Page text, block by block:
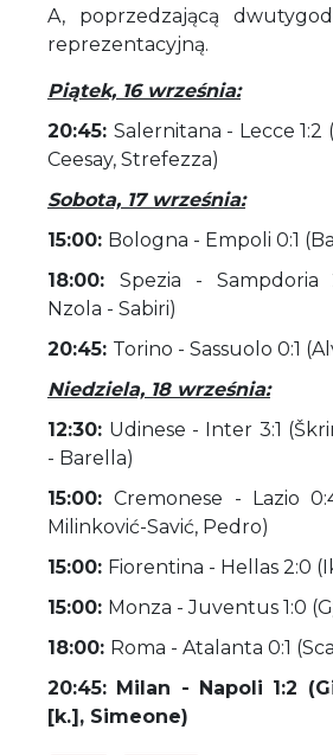
A, poprzedzającą
reprezentacyjną.
Piątek, 16 września:
20:45: Salernitana - Lecce 1:2
Ceesay, Strefezza)
Sobota, 17 września:
15:00: Bologna - Empoli 0:1
18:00: Spezia - Sampdoria
Nzola - Sabiri)
20:45: Torino - Sassuolo 0:1
Niedziela, 18 września:
12:30: Udinese - Inter 3:1
- Barella)
15:00:Cremonese - Lazio
Milinković-Savić, Pedro)
15:00: Fiorentina - Hellas 2:0
15:00: Monza - Juventus 1:0
18:00: Roma - Atalanta 0:1
20:45: Milan - Napoli 1:2
[k.], Simeone)